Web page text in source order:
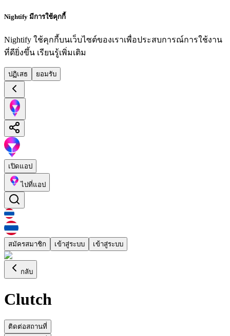
Nightify มีการใช้คุกกี้
Nightify ใช้คุกกี้บนเว็บไซต์ของเราเพื่อประสบการณ์การใช้งาน
ที่ดียิ่งขึ้น เรียนรู้เพิ่มเติม
ปฏิเสธ ยอมรับ
เปิดแอป
ไปที่แอป
สมัครสมาชิก เข้าสู่ระบบ เข้าสู่ระบบ
กลับ
Clutch
ติดต่อสถานที่